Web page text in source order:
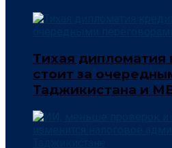
Тихая дипломатия
стоит за
Таджикистана и